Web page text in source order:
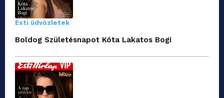
Esti üdvözletek
Boldog Születésnapot Kóta Lakatos Bogi